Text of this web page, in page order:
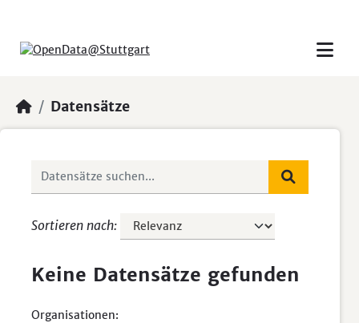
Datensätze
Sortieren nach
Keine Datensätze gefunden
Organisationen: